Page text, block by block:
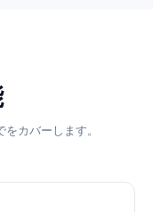
カバーします。